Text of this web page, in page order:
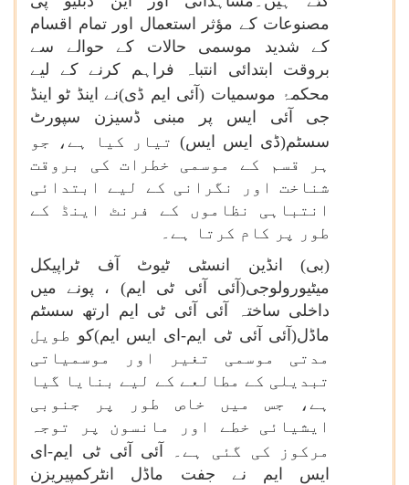
مصنوعات کے مؤثر استعمال اور تمام اقسام
کے شدید موسمی حالات کے حوالے سے
بروقت ابتدائی انتباہ فراہم کرنے کے لیے
محکمۂ موسمیات (آئی ایم ڈی)نے اینڈ ٹو اینڈ
جی آئی ایس پر مبنی ڈسیزن سپورٹ
سسٹم(ڈی ایس ایس) تیار کیا ہے، جو
ہر قسم کے موسمی خطرات کی بروقت
شناخت اور نگرانی کے لیے ابتدائی
انتباہی نظاموں کے فرنٹ اینڈ کے
طور پر کام کرتا ہے۔
(بی) انڈین انسٹی ٹیوٹ آف ٹراپیکل
میٹیورولوجی(آئی آئی ٹی ایم) ، پونے میں
داخلی ساختہ آئی آئی ٹی ایم ارتھ سسٹم
ماڈل(آئی آئی ٹی ایم-ای ایس ایم)کو طویل
مدتی موسمی تغیر اور موسمیاتی
تبدیلی کے مطالعے کے لیے بنایا گیا
ہے، جس میں خاص طور پر جنوبی
ایشیائی خطے اور مانسون پر توجہ
مرکوز کی گئی ہے۔
آئی آئی ٹی ایم-ای
ایس ایم نے جفت ماڈل انٹرکمپیریزن